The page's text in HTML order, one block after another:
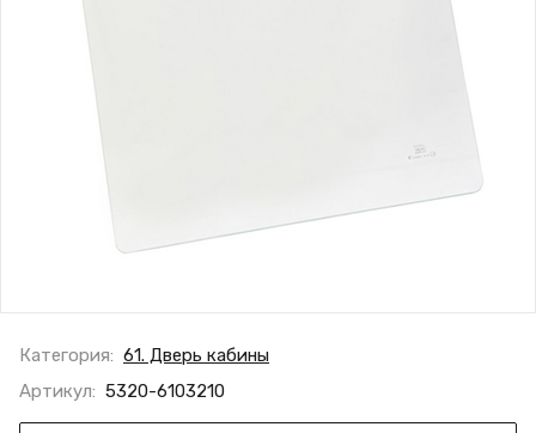
Категория: 61. Дверь кабины
Артикул: 5320-6103210